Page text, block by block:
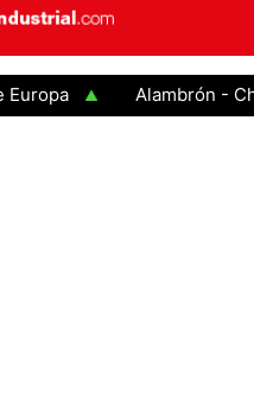
Alambrón - China